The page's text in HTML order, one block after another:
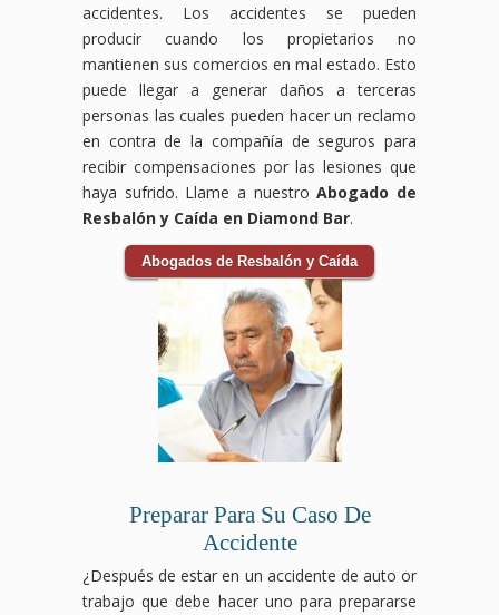
accidentes. Los accidentes se pueden
producir cuando los propietarios no
mantienen sus comercios en mal estado. Esto
puede llegar a generar daños a terceras
personas las cuales pueden hacer un reclamo
en contra de la compañía de seguros para
recibir compensaciones por las lesiones que
haya sufrido. Llame a nuestroAbogado de
Resbalón y Caída en Diamond Bar.
Abogados de Resbalón y Caída
Preparar Para Su Caso De
Accidente
¿Después de estar en un accidente de auto or
trabajo que debe hacer uno para prepararse